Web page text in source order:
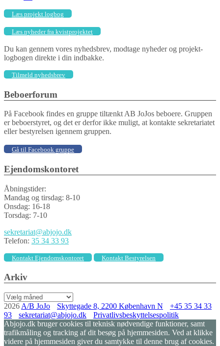
Læs projekt logbog
Læs nyheder fra kvistprojektet
Du kan gennem vores nyhedsbrev, modtage nyheder og projekt-
logbogen direkte i din indbakke.
Tilmeld nyhedsbrev
Beboerforum
På Facebook findes en gruppe tiltænkt AB JoJos beboere. Gruppen
er beboerstyret, og det er derfor ikke muligt, at kontakte sekretariatet
eller bestyrelsen igennem gruppen.
Gå til Facebook gruppe
Ejendomskontoret
Åbningstider:
Mandag og tirsdag: 8-10
Onsdag: 16-18
Torsdag: 7-10
sekretariat@abjojo.dk
Telefon: 35 34 33 93
Kontakt Ejendomskontoret Kontakt Bestyrelsen
Arkiv
Arkiv
2026 A/B JoJo Skyttegade 8, 2200 København N
+45 35 34 33
93
sekretariat@abjojo.dk
Privatlivsbeskyttelsespolitik
Abjojo.dk bruger cookies til teknisk nødvendige funktioner, samt
trafikmåling og tracking af dit besøg på hjemmesiden. Ved at klikke
videre på hjemmesiden giver du samtykke til denne brug af cookies.